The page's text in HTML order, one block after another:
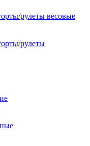
рулеты весовые
рулеты